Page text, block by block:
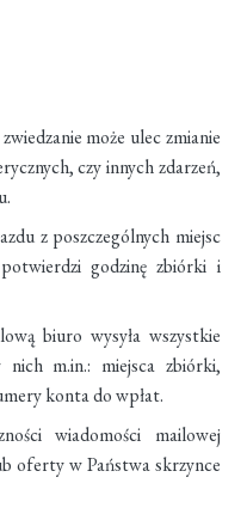
może ulec zmianie
czy innych zdarzeń,
z poszczególnych miejsc
godzinę zbiórki i
biuro wysyła wszystkie
nich m.in.: miejsca zbiórki,
konta do wpłat.
wiadomości mailowej
oferty w Państwa skrzynce